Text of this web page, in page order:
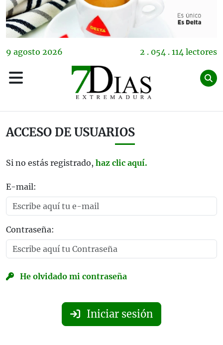
9 agosto 2026 2 . 054 . 114 lectores
ACCESO DE USUARIOS
Si no estás registrado, haz clic aquí.
E-mail:
Contraseña:
He olvidado mi contraseña
Iniciar sesión